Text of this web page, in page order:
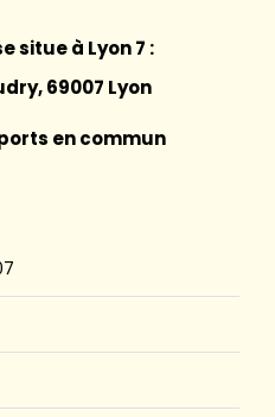
situe à Lyon 7 :
69007 Lyon
en commun